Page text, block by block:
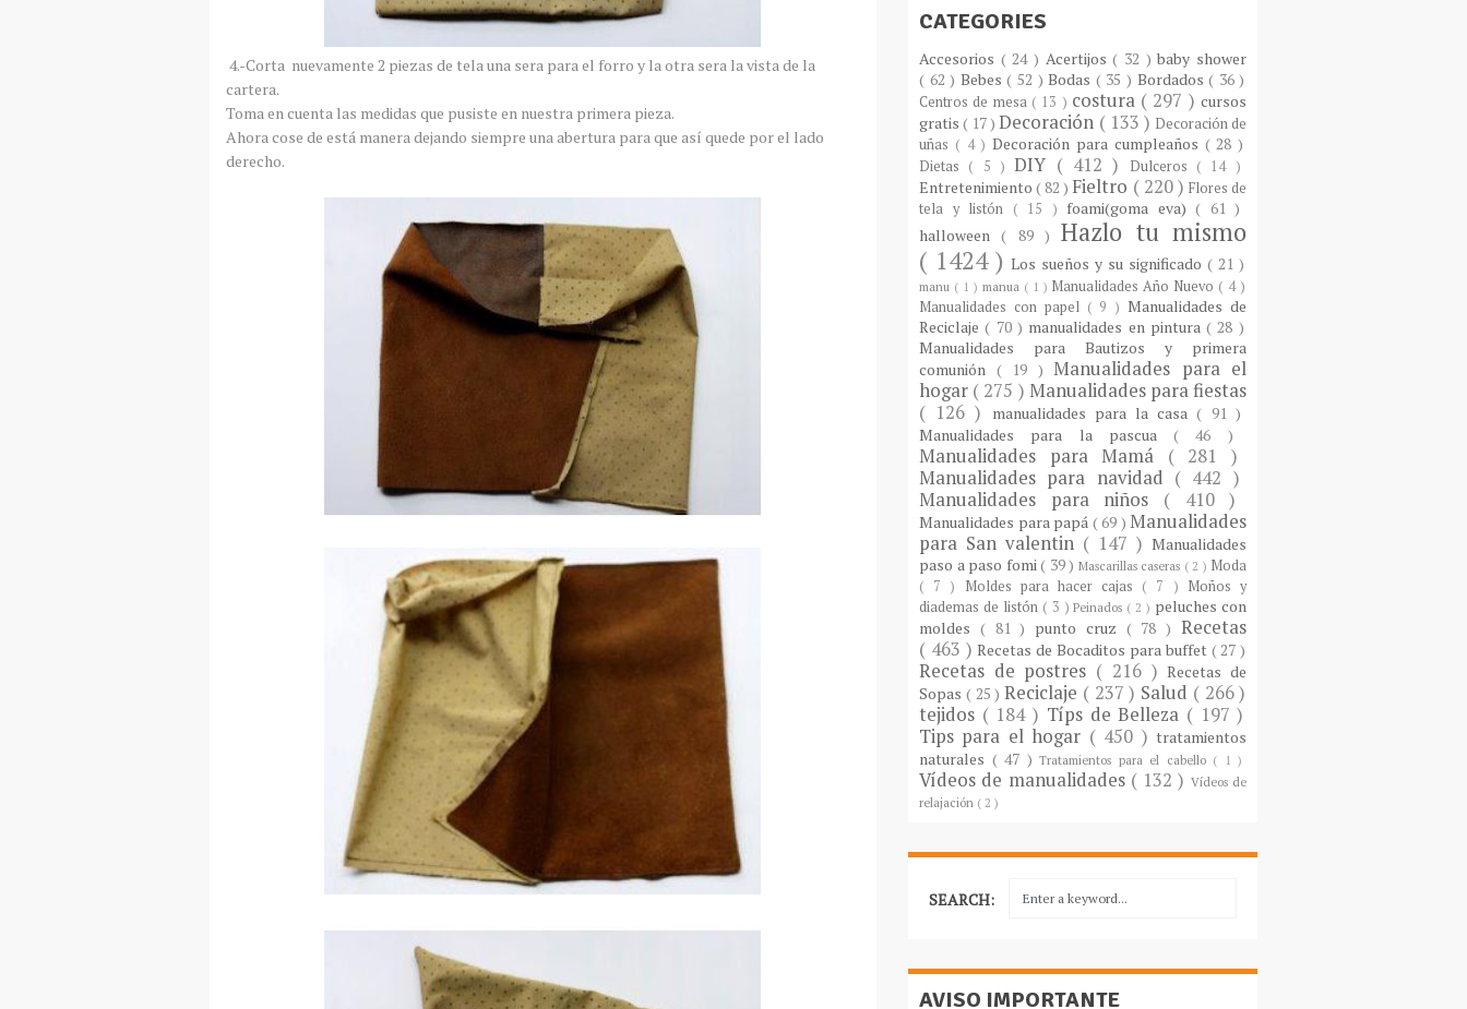
4.-Corta nuevamente 2 piezas de tela una sera para el forro y la otra sera la vista de la
cartera.
Toma en cuenta las medidas que pusiste en nuestra primera pieza.
Ahora cose de está manera dejando siempre una abertura para que así quede por el lado
derecho.
CATEGORIES
Accesorios ( 24 ) Acertijos( 32 )baby shower
( 62 ) Bebes( 52 )Bodas ( 35 ) Bordados( 36 )
Centros de mesa ( 13 ) costura ( 297 )cursos
gratis( 17 )Decoración ( 133 ) Decoración de
uñas ( 4 )Decoración para cumpleaños ( 28 )
Dietas ( 5 )DIY ( 412 ) Dulceros ( 14 )
Entretenimiento( 82 ) Fieltro ( 220 ) Flores de
tela y listón ( 15 ) foami(goma eva)( 61 )
halloween( 89 )Hazlo tu mismo
( 1424 ) Los sueños y su significado ( 21 )
manu ( 1 ) manua ( 1 ) Manualidades Año Nuevo ( 4 )
Manualidades con papel ( 9 )Manualidades de
Reciclaje( 70 ) manualidades en pintura( 28 )
Manualidades para Bautizos y primera
comunión ( 19 ) Manualidades para el
hogar ( 275 ) Manualidades para fiestas
( 126 )
manualidades para la casa( 91 )
Manualidades para la pascua( 46 )
Manualidades para Mamá ( 281 )
Manualidades para navidad ( 442 )
Manualidades para niños ( 410 )
Manualidades para papá ( 69 ) Manualidades
para San valentin ( 147 ) Manualidades
paso a paso fomi( 39 ) Mascarillas caseras ( 2 ) Moda
( 7 ) Moldes para hacer cajas ( 7 ) Moños y
diademas de listón ( 3 )Peinados ( 2 ) peluches con
moldes ( 81 ) punto cruz ( 78 )Recetas
( 463 )Recetas de Bocaditos para buffet ( 27 )
Recetas de postres ( 216 )Recetas de
Sopas ( 25 ) Reciclaje ( 237 ) Salud ( 266 )
tejidos ( 184 ) Típs de Belleza ( 197 )
Tips para el hogar ( 450 )tratamientos
naturales ( 47 )Tratamientos para el cabello ( 1 )
Vídeos de manualidades ( 132 ) Vídeos de
relajación ( 2 )
SEARCH:
AVISO IMPORTANTE